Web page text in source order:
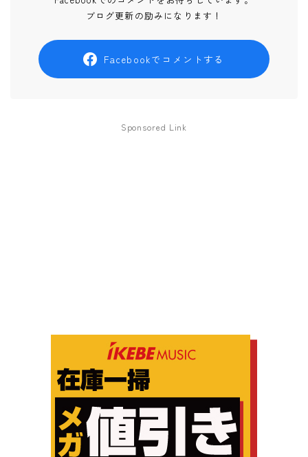
ブログ更新の励みになります！
Facebookでコメントする
Sponsored Link